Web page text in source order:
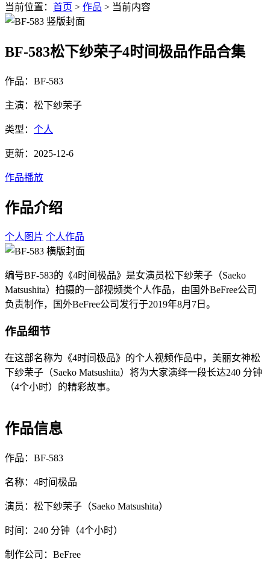
当前位置： 首页 > 作品 > 当前内容
BF-583松下纱荣子4时间极品作品合集
作品：BF-583
主演：松下纱荣子
类型： 个人
更新：2025-12-6
作品播放
作品介绍
个人图片 个人作品
编号BF-583的《4时间极品》是女演员松下纱荣子（Saeko
Matsushita）拍摄的一部视频类个人作品，由国外BeFree公司
负责制作，国外BeFree公司发行于2019年8月7日。
作品细节
在这部名称为《4时间极品》的个人视频作品中，美丽女神松
下纱荣子（Saeko Matsushita）将为大家演绎一段长达240 分钟
（4个小时）的精彩故事。
作品信息
作品：BF-583
名称：4时间极品
演员：松下纱荣子（Saeko Matsushita）
时间：240 分钟（4个小时）
制作公司：BeFree